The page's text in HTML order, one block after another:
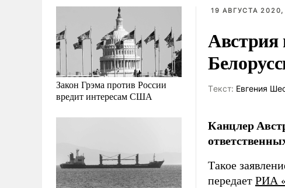
Закон Грэма против России
вредит интересам США
19 АВГУСТА
Австрия
Tекст: Евгения
Канцлер
Такое
передает РИА